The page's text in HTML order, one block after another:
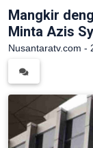
Mangkir
Minta Azis
Nusantaratv.com -